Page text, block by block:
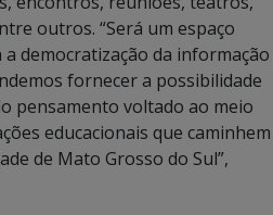
outros. “Será um espaço
democratização da informação
fornecer a possibilidade
pensamento voltado ao meio
educacionais que caminhem
de Mato Grosso do Sul”,